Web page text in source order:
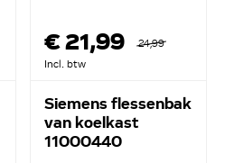
€ 21,99
24,99
Incl. btw
Siemens flessenbak
van koelkast
11000440